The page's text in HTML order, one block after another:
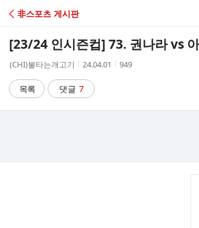
C
A
非스포츠 게시판
[23/24 인시즌컵] 73. 권나라 vs
작
자
(CHI)불타는개고기
작
시
간
24.04.01
조
949
목록 댓글 7